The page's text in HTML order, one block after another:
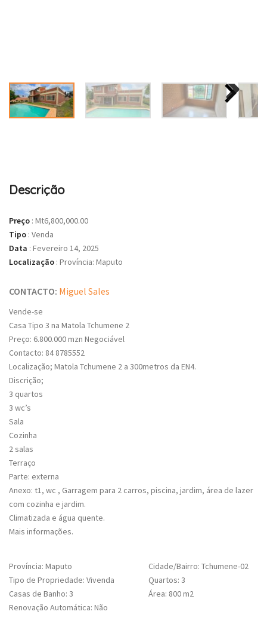
Descrição
Preço : Mt6,800,000.00
Tipo : Venda
Data : Fevereiro 14, 2025
Localização : Província: Maputo
CONTACTO: Miguel Sales
Vende-se
Casa Tipo 3 na Matola Tchumene 2
Preço: 6.800.000 mzn Negociável
Contacto: 84 8785552
Localização; Matola Tchumene 2 a 300metros da EN4.
Discrição;
3 quartos
3 wc’s
Sala
Cozinha
2 salas
Terraço
Parte: externa
Anexo: t1, wc , Garragem para 2 carros, piscina, jardim, área de lazer
com cozinha e jardim.
Climatizada e água quente.
Mais informações.
Província: Maputo
Cidade/Bairro: Tchumene-02
Tipo de Propriedade: Vivenda Quartos: 3
Casas de Banho: 3
Área: 800 m2
Renovação Automática: Não